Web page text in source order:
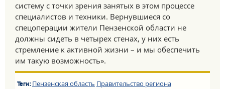
систему с точки зрения занятых в этом процессе
специалистов и техники. Вернувшиеся со
спецоперации жители Пензенской области не
должны сидеть в четырех стенах, у них есть
стремление к активной жизни – и мы обеспечить
им такую возможность».
Теги: Пензенская область Правительство региона